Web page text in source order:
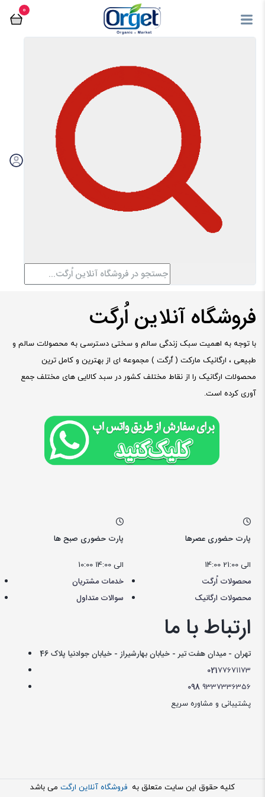
0
روغن
مرتب سازی بر اساس:
اولویت بندی گران‌ترین
فروشگاه آنلاین اُرگت
با توجه به اهمیت سبک زندگی سالم و سختی دسترسی به محصولات سالم و
طبیعی ، ارگانیک مارکت ( ٱرگت ) مجموعه ای از بهترین و کامل ترین
محصولات ارگانیک را از نقاط مختلف کشور در سبد کالایی های مختلف جمع
آوری کرده است.
پارت حضوری صبح ها
10:00 الی 14:00
پارت حضوری عصرها
14:00 الی 21:00
خدمات مشتریان
سوالات متداول
محصولات اُرگت
محصولات ارگانیک
ارتباط با ما
تهران - میدان هفت تیر - خیابان بهارشیراز - خیابان جوادنیا پلاک 46
02177671173
098 9337336356
پشتیبانی و مشاوره سریع
کليه حقوق اين سايت متعلق به فروشگاه آنلاین ارگت می باشد